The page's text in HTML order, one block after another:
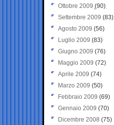
Ottobre 2009 (90)
Settembre 2009 (83)
Agosto 2009 (56)
Luglio 2009 (83)
Giugno 2009 (76)
Maggio 2009 (72)
Aprile 2009 (74)
Marzo 2009 (50)
Febbraio 2009 (69)
Gennaio 2009 (70)
Dicembre 2008 (75)